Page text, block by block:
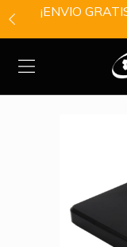
¡ENVIO